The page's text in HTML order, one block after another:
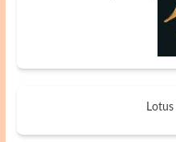
Lotus